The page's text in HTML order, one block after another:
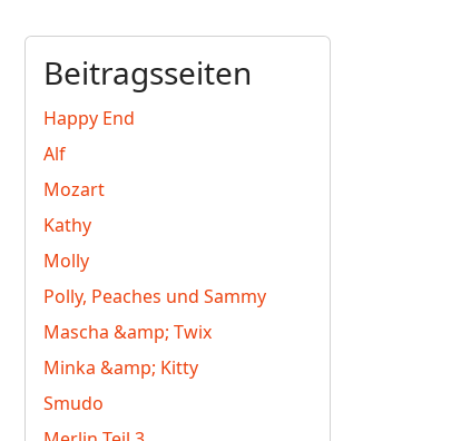
Beitragsseiten
Happy End
Alf
Mozart
Kathy
Molly
Polly, Peaches und Sammy
Mascha &amp; Twix
Minka &amp; Kitty
Smudo